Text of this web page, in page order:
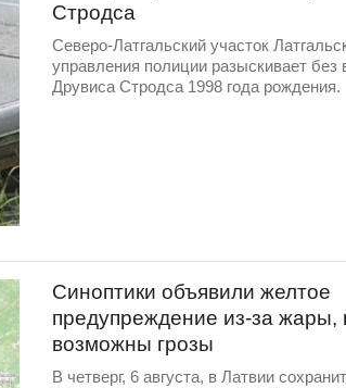
Стродса
Северо-Латгальский участок
управления полиции разыскивает без
Друвиса Стродса 1998 года рождения.
Синоптики объявили желтое
предупреждение из-за жары,
возможны грозы
В четверг, 6 августа, в Латвии